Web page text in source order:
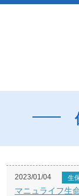
2023/01/04 生
マニュライフ生